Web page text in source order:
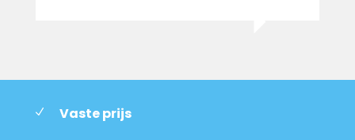
Vaste prijs